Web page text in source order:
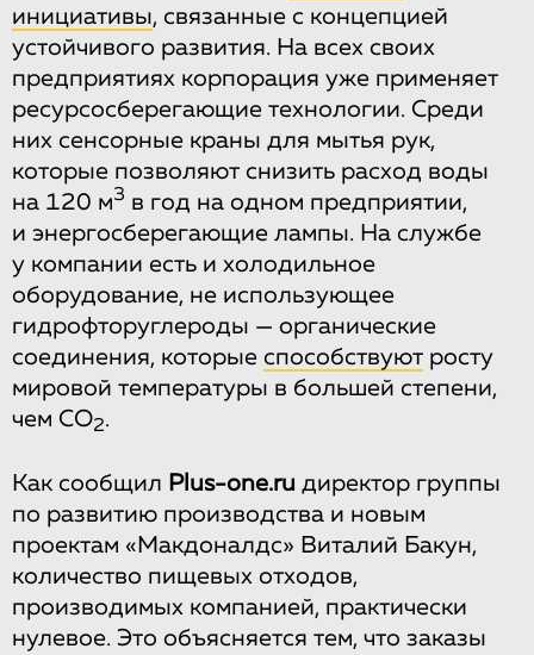
инициативы, связанные с концепцией
устойчивого развития. На всех своих
предприятиях корпорация уже применяет
ресурсосберегающие технологии. Среди
них сенсорные краны для мытья рук,
которые позволяют снизить расход воды
на 120 м3 в год на одном предприятии,
и энергосберегающие лампы. На службе
у компании есть и холодильное
оборудование, не использующее
гидрофторуглероды — органические
соединения, которые способствуют росту
мировой температуры в большей степени,
чем CO2.
Как сообщил Plus-one.ru директор группы
по развитию производства и новым
проектам «Макдоналдс» Виталий Бакун,
количество пищевых отходов,
производимых компанией, практически
нулевое. Это объясняется тем, что заказы